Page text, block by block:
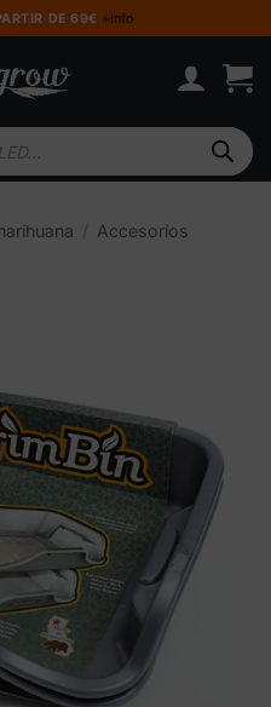
DE 69€ +info
Accesorios